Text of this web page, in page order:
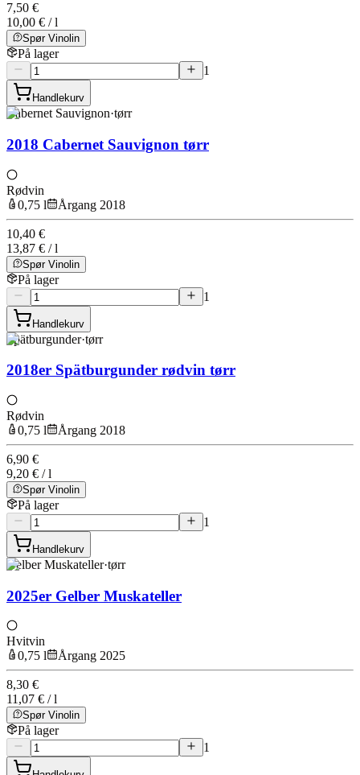
7,50 €
10,00 € / l
Spør Vinolin
På lager
1
Handlekurv
Cabernet Sauvignon·tørr
2018 Cabernet Sauvignon tørr
Rødvin
0,75 l
Årgang 2018
10,40 €
13,87 € / l
Spør Vinolin
På lager
1
Handlekurv
Spätburgunder·tørr
2018er Spätburgunder rødvin tørr
Rødvin
0,75 l
Årgang 2018
6,90 €
9,20 € / l
Spør Vinolin
På lager
1
Handlekurv
Gelber Muskateller·tørr
2025er Gelber Muskateller
Hvitvin
0,75 l
Årgang 2025
8,30 €
11,07 € / l
Spør Vinolin
På lager
1